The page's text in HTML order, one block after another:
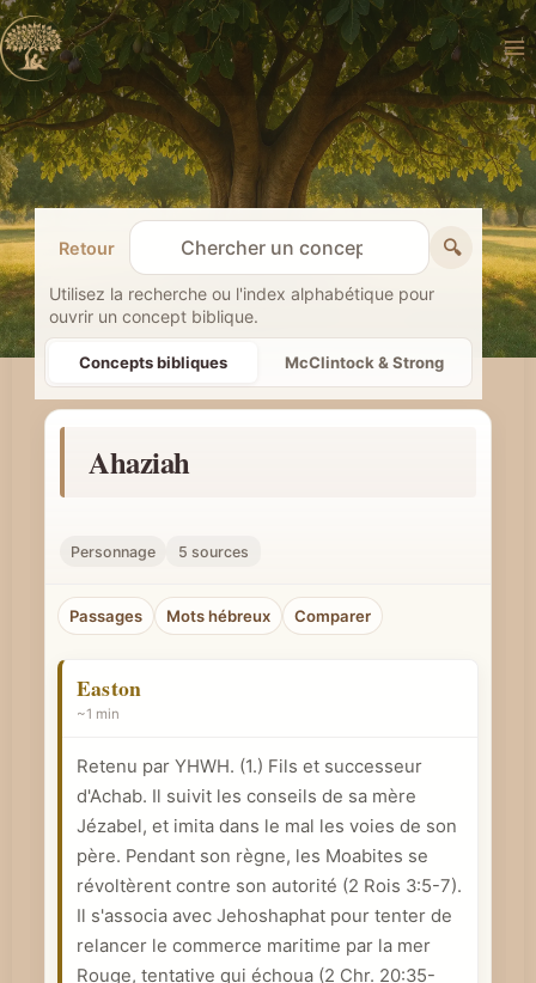
Aller
au
contenu
Retour
R
e
c
h
e
c
r
n
o
e
p
b
i
b
l
🔍
Utilisez la recherche ou l'index alphabétique pour
ouvrir un concept biblique.
Concepts bibliques McClintock & Strong
Ahaziah
Personnage 5 sources
Passages Mots hébreux Comparer
Easton
~1 min
Retenu par YHWH. (1.) Fils et successeur
d'Achab. Il suivit les conseils de sa mère
Jézabel, et imita dans le mal les voies de son
père. Pendant son règne, les Moabites se
révoltèrent contre son autorité (2 Rois 3:5-7).
Il s'associa avec Jehoshaphat pour tenter de
relancer le commerce maritime par la mer
Rouge, tentative qui échoua (2 Chr. 20:35-